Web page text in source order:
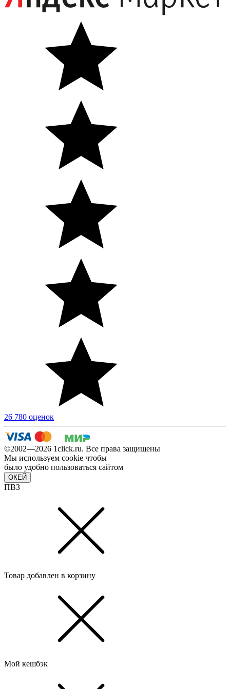
26 780 оценок
©2002—2026 1сlick.ru. Все права защищены
Мы используем cookie чтобы
было удобно пользоваться сайтом
ОКЕЙ
ПВЗ
Товар добавлен в корзину
Мой кешбэк